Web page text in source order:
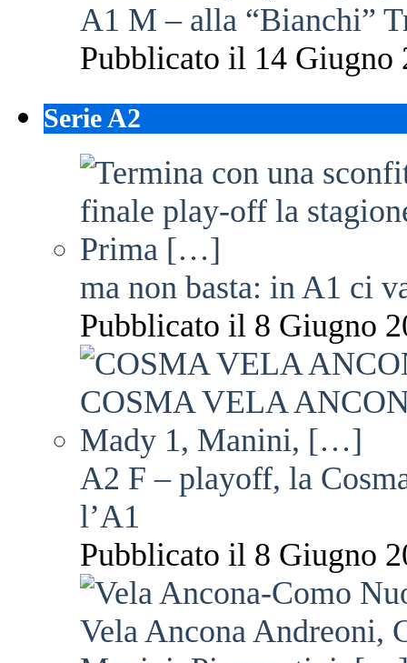
A1 M – alla “Bianchi”
Pubblicato il 14 Giugno
Serie A2
ma non basta: in A1 ci
Pubblicato il 8 Giugno
A2 F – playoff, la
l’A1
Pubblicato il 8 Giugno